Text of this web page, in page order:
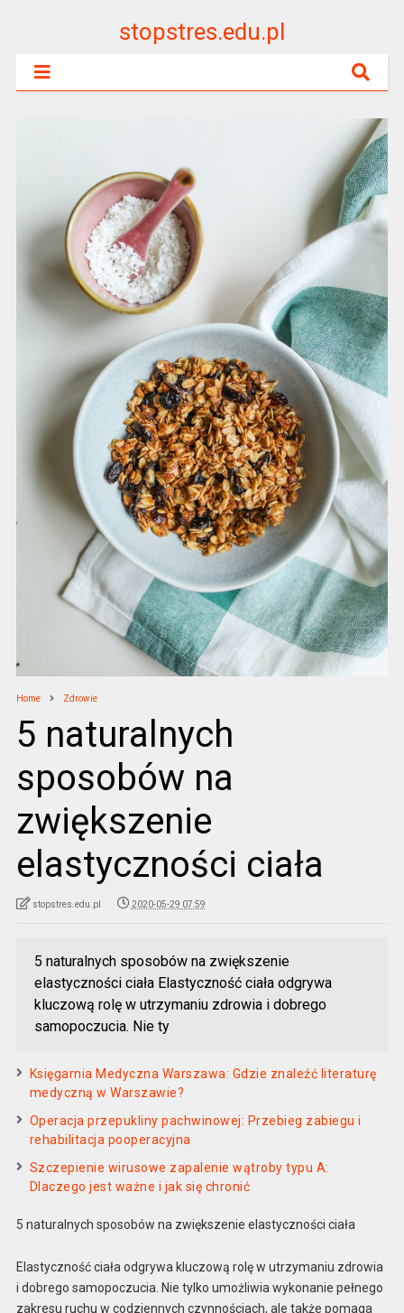
stopstres.edu.pl
Home Zdrowie
5 naturalnych
sposobów na
zwiększenie
elastyczności ciała
stopstres.edu.pl 2020-05-29 07:59
5 naturalnych sposobów na zwiększenie
elastyczności ciała Elastyczność ciała odgrywa
kluczową rolę w utrzymaniu zdrowia i dobrego
samopoczucia. Nie ty
Księgarnia Medyczna Warszawa: Gdzie znaleźć literaturę
medyczną w Warszawie?
Operacja przepukliny pachwinowej: Przebieg zabiegu i
rehabilitacja pooperacyjna
Szczepienie wirusowe zapalenie wątroby typu A:
Dlaczego jest ważne i jak się chronić
5 naturalnych sposobów na zwiększenie elastyczności ciała
Elastyczność ciała odgrywa kluczową rolę w utrzymaniu zdrowia
i dobrego samopoczucia. Nie tylko umożliwia wykonanie pełnego
zakresu ruchu w codziennych czynnościach, ale także pomaga